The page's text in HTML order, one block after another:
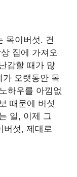
목이버섯. 건
집에 가져오
감할 때가 많
오랫동안 목
하우를 아낌없
때문에 버섯
일, 이제 그
버섯, 제대로